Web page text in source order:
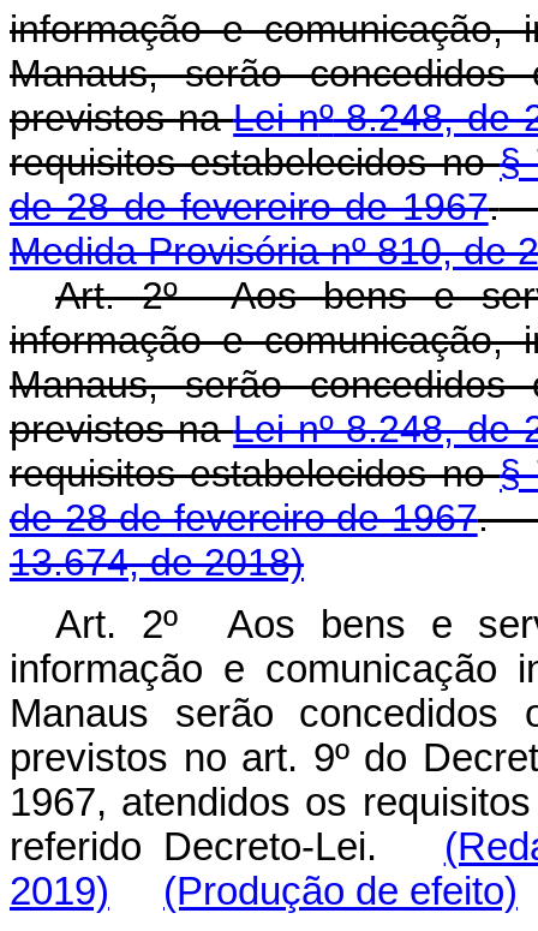
informação e comunicação,
Manaus, serão
previstos naLei nº8.248, de
requisitos estabelecidos no§
de 28 de fevereiro de 1967.
Medida Provisória nº 810, de
Art. 2º Aos bens e
informação e comunicação,
Manaus, serão
previstos naLei nº 8.248, de
requisitos estabelecidos no§
de 28 de fevereiro de 1967
13.674, de 2018)
Art. 2º Aos bens e
informação e comunicação
Manaus serão concedidos
previstos no art. 9º do
1967, atendidos os
referido Decreto-Lei.
2019)
(Produção de efeito)